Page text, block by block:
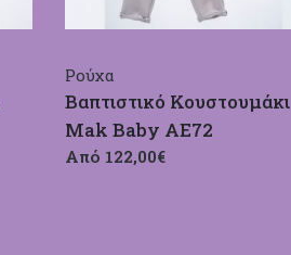
Ρούχα
Βαπτιστικό Κουστουμάκι
Mak Baby ΑΕ72
Από 122,00€